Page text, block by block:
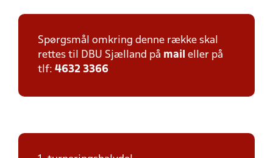
Spørgsmål omkring denne række skal
rettes til DBU Sjælland på mail eller på
tlf: 4632 3366